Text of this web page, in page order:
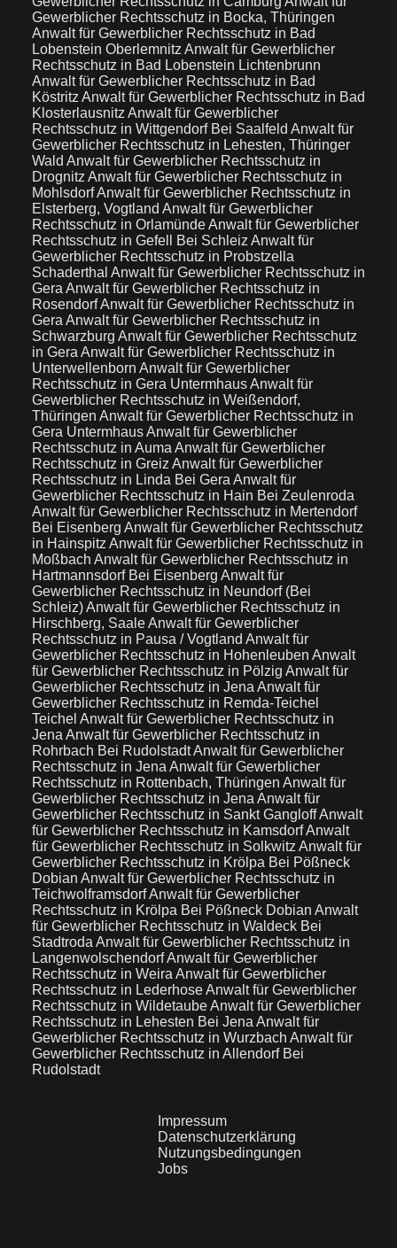
Gewerblicher Rechtsschutz in Bocka, Thüringen
Anwalt für Gewerblicher Rechtsschutz in Bad
Lobenstein Oberlemnitz Anwalt für Gewerblicher
Rechtsschutz in Bad Lobenstein Lichtenbrunn
Anwalt für Gewerblicher Rechtsschutz in Bad
Köstritz Anwalt für Gewerblicher Rechtsschutz in Bad
Klosterlausnitz Anwalt für Gewerblicher
Rechtsschutz in Wittgendorf Bei Saalfeld Anwalt für
Gewerblicher Rechtsschutz in Lehesten, Thüringer
Wald Anwalt für Gewerblicher Rechtsschutz in
Drognitz Anwalt für Gewerblicher Rechtsschutz in
MohlsdorfAnwalt für Gewerblicher Rechtsschutz in
Elsterberg, Vogtland Anwalt für Gewerblicher
Rechtsschutz in OrlamündeAnwalt für Gewerblicher
Rechtsschutz in Gefell Bei Schleiz Anwalt für
Gewerblicher Rechtsschutz in Probstzella
Schaderthal Anwalt für Gewerblicher Rechtsschutz in
Gera Anwalt für Gewerblicher Rechtsschutz in
RosendorfAnwalt für Gewerblicher Rechtsschutz in
Gera Anwalt für Gewerblicher Rechtsschutz in
Schwarzburg Anwalt für Gewerblicher Rechtsschutz
in Gera Anwalt für Gewerblicher Rechtsschutz in
Unterwellenborn Anwalt für Gewerblicher
Rechtsschutz in Gera UntermhausAnwalt für
Gewerblicher Rechtsschutz in Weißendorf,
Thüringen Anwalt für Gewerblicher Rechtsschutz in
Gera UntermhausAnwalt für Gewerblicher
Rechtsschutz in Auma Anwalt für Gewerblicher
Rechtsschutz in Greiz Anwalt für Gewerblicher
Rechtsschutz in Linda Bei Gera Anwalt für
Gewerblicher Rechtsschutz in Hain Bei Zeulenroda
Anwalt für Gewerblicher Rechtsschutz in Mertendorf
Bei Eisenberg Anwalt für Gewerblicher Rechtsschutz
in Hainspitz Anwalt für Gewerblicher Rechtsschutz in
Moßbach Anwalt für Gewerblicher Rechtsschutz in
Hartmannsdorf Bei Eisenberg Anwalt für
Gewerblicher Rechtsschutz in Neundorf (Bei
Schleiz)Anwalt für Gewerblicher Rechtsschutz in
Hirschberg, SaaleAnwalt für Gewerblicher
Rechtsschutz in Pausa / Vogtland Anwalt für
Gewerblicher Rechtsschutz in Hohenleuben Anwalt
für Gewerblicher Rechtsschutz in Pölzig Anwalt für
Gewerblicher Rechtsschutz in Jena Anwalt für
Gewerblicher Rechtsschutz in Remda-Teichel
Teichel Anwalt für Gewerblicher Rechtsschutz in
Jena Anwalt für Gewerblicher Rechtsschutz in
Rohrbach Bei RudolstadtAnwalt für Gewerblicher
Rechtsschutz in Jena Anwalt für Gewerblicher
Rechtsschutz in Rottenbach, Thüringen Anwalt für
Gewerblicher Rechtsschutz in Jena Anwalt für
Gewerblicher Rechtsschutz in Sankt GangloffAnwalt
für Gewerblicher Rechtsschutz in KamsdorfAnwalt
für Gewerblicher Rechtsschutz in Solkwitz Anwalt für
Gewerblicher Rechtsschutz in Krölpa Bei Pößneck
Dobian Anwalt für Gewerblicher Rechtsschutz in
TeichwolframsdorfAnwalt für Gewerblicher
Rechtsschutz in Krölpa Bei Pößneck Dobian Anwalt
für Gewerblicher Rechtsschutz in Waldeck Bei
Stadtroda Anwalt für Gewerblicher Rechtsschutz in
LangenwolschendorfAnwalt für Gewerblicher
Rechtsschutz in Weira Anwalt für Gewerblicher
Rechtsschutz in LederhoseAnwalt für Gewerblicher
Rechtsschutz in WildetaubeAnwalt für Gewerblicher
Rechtsschutz in Lehesten Bei Jena Anwalt für
Gewerblicher Rechtsschutz in Wurzbach Anwalt für
Gewerblicher Rechtsschutz in Allendorf Bei
Rudolstadt
Impressum
Datenschutzerklärung
Nutzungsbedingungen
Jobs